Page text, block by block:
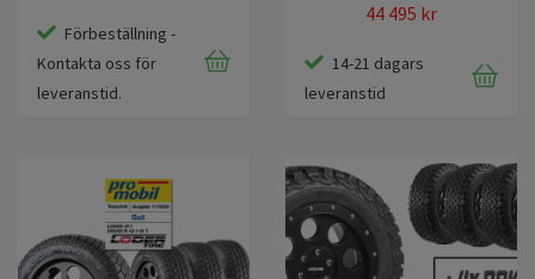
Förbeställning -
Kontakta oss för
leveranstid.
44 495 kr
14-21 dagars
leveranstid